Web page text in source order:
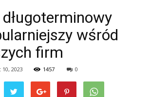
wśród
firm
2023 1457 0